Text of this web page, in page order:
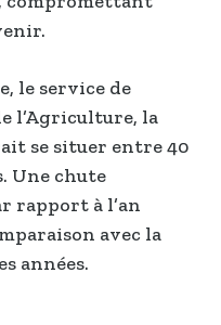
le service de
l’Agriculture, la
se situer entre 40
Une chute
rapport à l’an
avec la
années.